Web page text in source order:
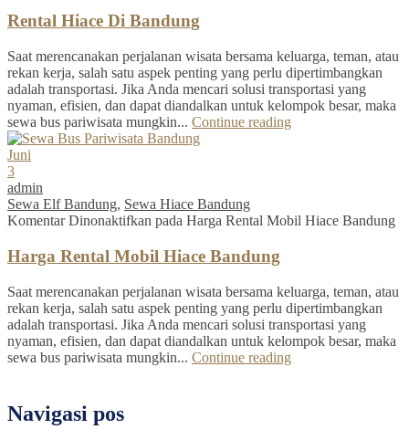
Rental Hiace Di Bandung
Saat merencanakan perjalanan wisata bersama keluarga, teman, atau
rekan kerja, salah satu aspek penting yang perlu dipertimbangkan
adalah transportasi. Jika Anda mencari solusi transportasi yang
nyaman, efisien, dan dapat diandalkan untuk kelompok besar, maka
sewa bus pariwisata mungkin... Continue reading
Juni
3
admin
Sewa Elf Bandung, Sewa Hiace Bandung
Komentar Dinonaktifkan pada Harga Rental Mobil Hiace Bandung
Harga Rental Mobil Hiace Bandung
Saat merencanakan perjalanan wisata bersama keluarga, teman, atau
rekan kerja, salah satu aspek penting yang perlu dipertimbangkan
adalah transportasi. Jika Anda mencari solusi transportasi yang
nyaman, efisien, dan dapat diandalkan untuk kelompok besar, maka
sewa bus pariwisata mungkin... Continue reading
Navigasi pos